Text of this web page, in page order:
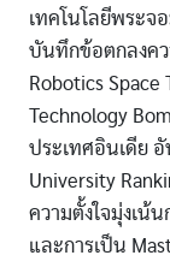
เทคโนโลยีพระจ
บันทึกข้อตกลงคว
Robotics
Technology
ประเทศอินเดีย
University
ความตั้งใจมุ่งเน้
และการเป็น